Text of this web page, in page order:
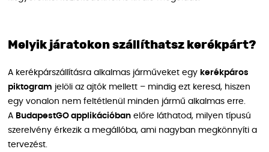
Melyik járatokon szállíthatsz kerékpárt?
A kerékpárszállításra alkalmas járműveket egy kerékpáros
piktogram jelöli az ajtók mellett – mindig ezt keresd, hiszen
egy vonalon nem feltétlenül minden jármű alkalmas erre.
A BudapestGO applikációban előre láthatod, milyen típusú
szerelvény érkezik a megállóba, ami nagyban megkönnyíti a
tervezést.